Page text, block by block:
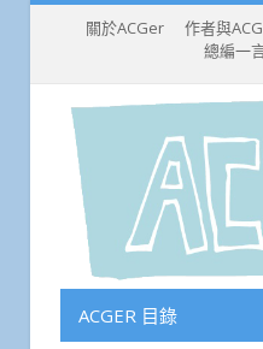
關於ACGer 作者與
總編一
ACGER 目錄